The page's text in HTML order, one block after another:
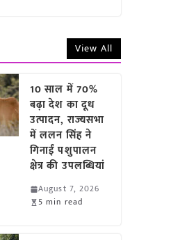
View All
10 साल में 70%
बढ़ा देश का दूध
उत्पादन, राज्यसभा
में ललन सिंह ने
गिनाईं पशुपालन
क्षेत्र की उपलब्धियां
August 7, 2026
5 min read